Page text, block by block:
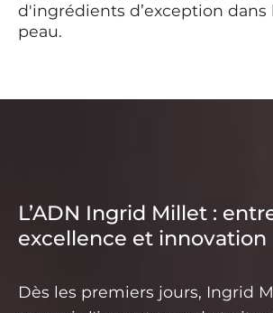
d'ingrédients d’exception dans
peau.
L’ADN Ingrid Millet :
excellence et innovation
Dès les premiers jours, Ingrid